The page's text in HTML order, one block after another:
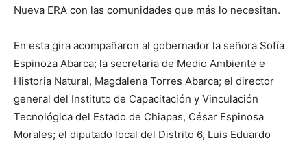
Nueva ERA con las comunidades que más lo necesitan.
En esta gira acompañaron al gobernador la señora Sofía
Espinoza Abarca; la secretaria de Medio Ambiente e
Historia Natural, Magdalena Torres Abarca; el director
general del Instituto de Capacitación y Vinculación
Tecnológica del Estado de Chiapas, César Espinosa
Morales; el diputado local del Distrito 6, Luis Eduardo